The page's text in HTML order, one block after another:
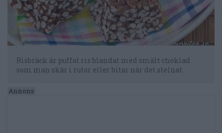
Risbräck är puffat ris blandat med smält choklad
som man skär i rutor eller bitar när det stelnat.